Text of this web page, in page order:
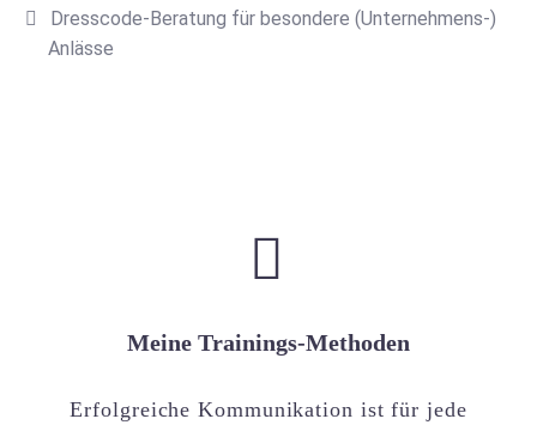
Dresscode-Beratung für besondere (Unternehmens-)
Anlässe


Meine Trainings-Methoden
Erfolgreiche Kommunikation ist für jede